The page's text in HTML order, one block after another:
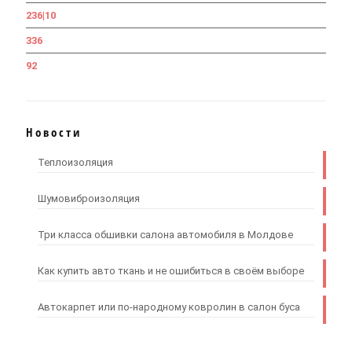
236|10
336
92
Новости
Теплоизоляция
Шумовиброизоляция
Три класса обшивки салона автомобиля в Молдове
Как купить авто ткань и не ошибиться в своём выборе
Автокарпет или по-народному ковролин в салон буса